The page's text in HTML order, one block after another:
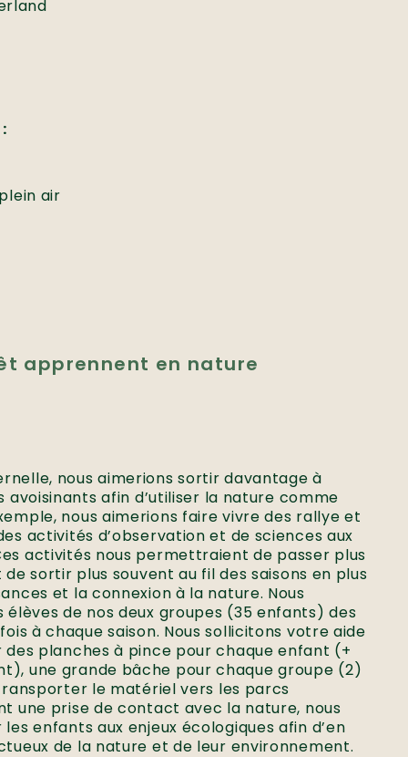
air
apprennent en nature
nous aimerions sortir davantage à
avoisinants afin d’utiliser la nature comme
nous aimerions faire vivre des rallye et
activités d’observation et de sciences aux
activités nous permettraient de passer plus
sortir plus souvent au fil des saisons en plus
et la connexion à la nature. Nous
élèves de nos deux groupes (35 enfants) des
à chaque saison. Nous sollicitons votre aide
planches à pince pour chaque enfant (+
une grande bâche pour chaque groupe (2)
le matériel vers les parcs
une prise de contact avec la nature, nous
enfants aux enjeux écologiques afin d’en
de la nature et de leur environnement.